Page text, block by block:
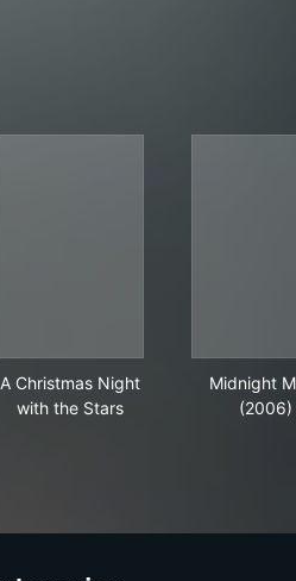
A Christmas Night
with the Stars
Midnight
(2006)